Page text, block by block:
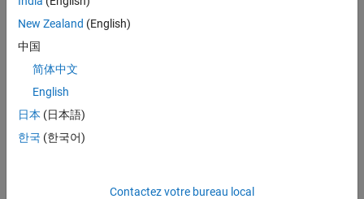
1 (tout ce qui est supérieur ou égal à 0 est classé en 1), ce qui donne
un TPR de 1 et un FPR de 1. À l'autre extrémité de la courbe ROC, si le
à 1 est classé en 0), ce qui donne un TPR de 0 et un FPR de 0.
Lorsque vous évaluez la performance d'un modèle de classification,
extrêmes. En général, plus la courbe ROC se situe dans la partie
supérieure gauche, meilleur est le classificateur.
pour évaluer la performance du modèle sur les données de
New Zealand (English)
中国
简体中文
English
日本 (日本語)
한국 (한국어)
Contactez votre bureau local